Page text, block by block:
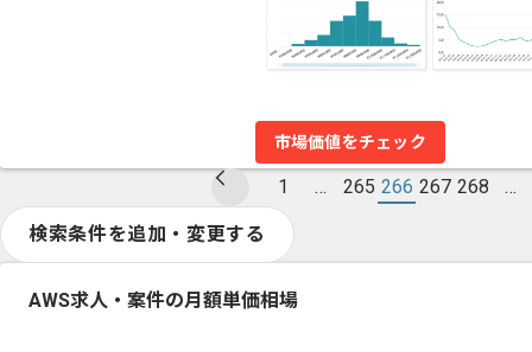
市場価値をチェック
1 … 265 266 267 268 …
検索条件を追加・変更する
AWS求人・案件の月額単価相場